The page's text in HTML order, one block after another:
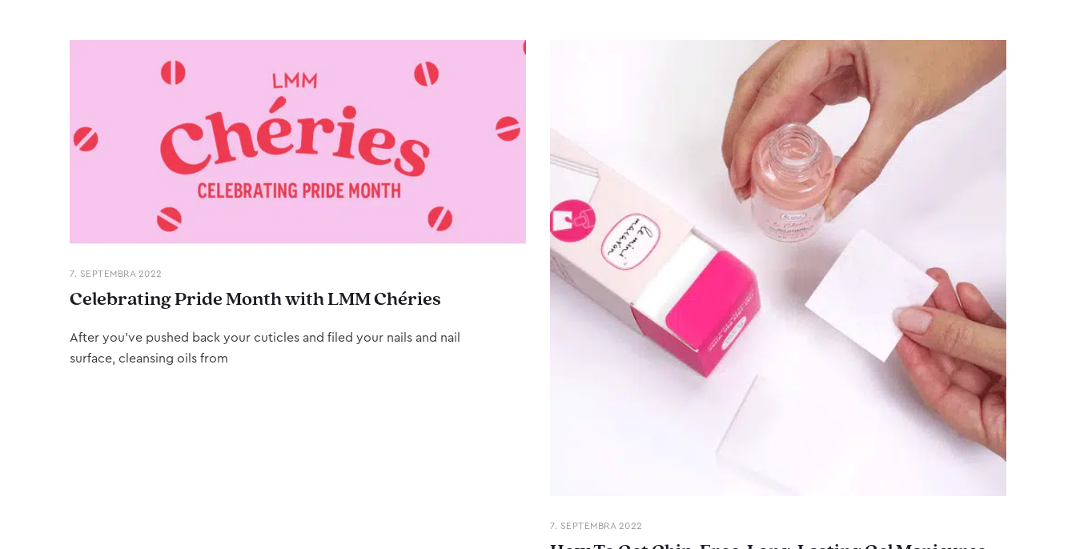
7. SEPTEMBRA 2022
Celebrating Pride Month with LMM Chéries
After you’ve pushed back your cuticles and filed your nails and nail
surface, cleansing oils from
7. SEPTEMBRA 2022